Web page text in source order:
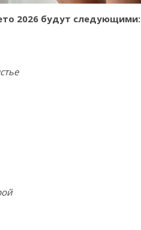
2026 будут следующими: